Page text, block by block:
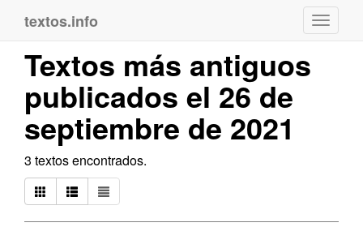
textos.info
Textos más antiguos
publicados el 26 de
septiembre de 2021
3 textos encontrados.